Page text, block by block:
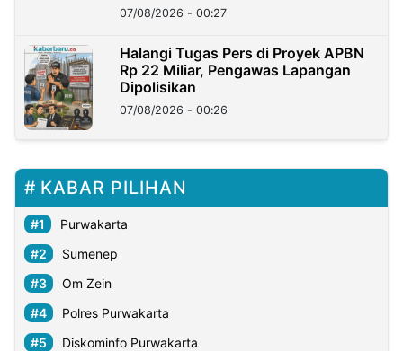
07/08/2026 - 00:27
Halangi Tugas Pers di Proyek APBN
Rp 22 Miliar, Pengawas Lapangan
Dipolisikan
07/08/2026 - 00:26
KABAR PILIHAN
Purwakarta
Sumenep
Om Zein
Polres Purwakarta
Diskominfo Purwakarta